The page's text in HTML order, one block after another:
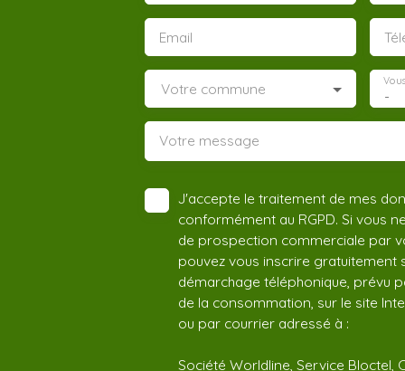
Email
Votre commune -
Votre message
J'accepte le traitement de mes
conformément au RGPD. Si vous
de prospection commerciale par
pouvez vous inscrire gratuitement
démarchage téléphonique, prévu
de la consommation, sur le site
ou par courrier adressé à :
Société Worldline, Service Bloctel,